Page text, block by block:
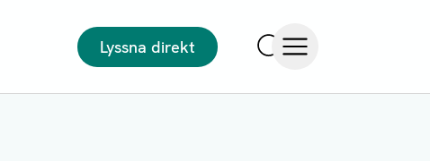
Lyssna direkt